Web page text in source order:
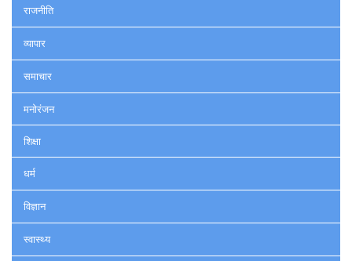
राजनीति
व्यापार
समाचार
मनोरंजन
शिक्षा
धर्म
विज्ञान
स्वास्थ्य